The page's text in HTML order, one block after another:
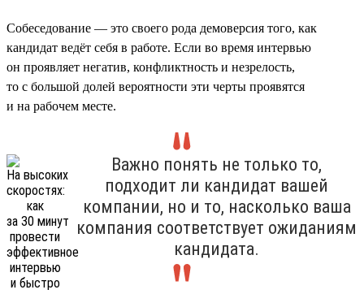
Собеседование — это своего рода демоверсия того, как
кандидат ведёт себя в работе. Если во время интервью
он проявляет негатив, конфликтность и незрелость,
то с большой долей вероятности эти черты проявятся
и на рабочем месте.
Важно понять не только то,
подходит ли кандидат вашей
компании, но и то, насколько ваша
компания соответствует ожиданиям
кандидата.